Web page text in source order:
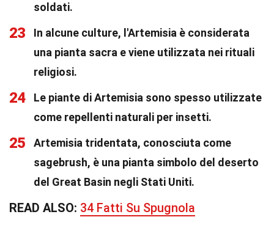
soldati.
23
In alcune culture, l'Artemisia è considerata
una pianta sacra e viene utilizzata nei rituali
religiosi.
24
Le piante di Artemisia sono spesso utilizzate
come repellenti naturali per insetti.
25
Artemisia tridentata, conosciuta come
sagebrush, è una pianta simbolo del deserto
del Great Basin negli Stati Uniti.
READ ALSO: 34 Fatti Su Spugnola